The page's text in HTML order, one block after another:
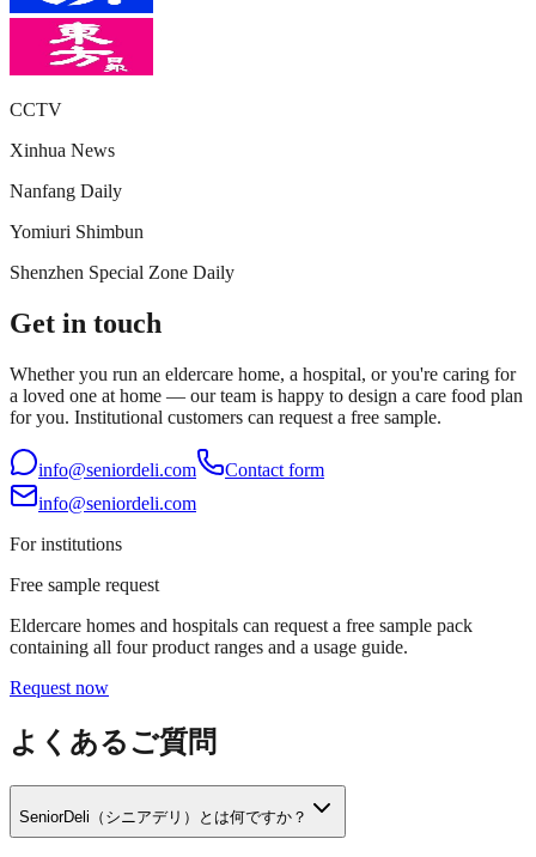
CCTV
Xinhua News
Nanfang Daily
Yomiuri Shimbun
Shenzhen Special Zone Daily
Get in touch
Whether you run an eldercare home, a hospital, or you're caring for
a loved one at home — our team is happy to design a care food plan
for you. Institutional customers can request a free sample.
info@seniordeli.com
Contact form
info@seniordeli.com
For institutions
Free sample request
Eldercare homes and hospitals can request a free sample pack
containing all four product ranges and a usage guide.
Request now
よくあるご質問
SeniorDeli（シニアデリ）とは何ですか？